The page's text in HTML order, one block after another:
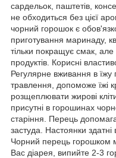
сардельок, паштетів,
не обходиться без цієї
чорний горошок є
приготування маринаду,
тільки покращує смак, але
продуктів. Корисні
Регулярне вживання в їжу
травлення, допоможе їжі
розщеплювати жирові
присутні в горошинах
старіння. Перець
застуда. Настоянки
Чорний перець горошком
Вас діарея, випийте 2-3